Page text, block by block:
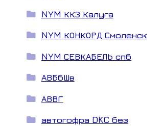
NYM ККЗ Калуга
NYM КОНКОРД Смоленск
NYM СЕВКАБЕЛЬ спб
АВБбШв
АВВГ
автогофра DKC без